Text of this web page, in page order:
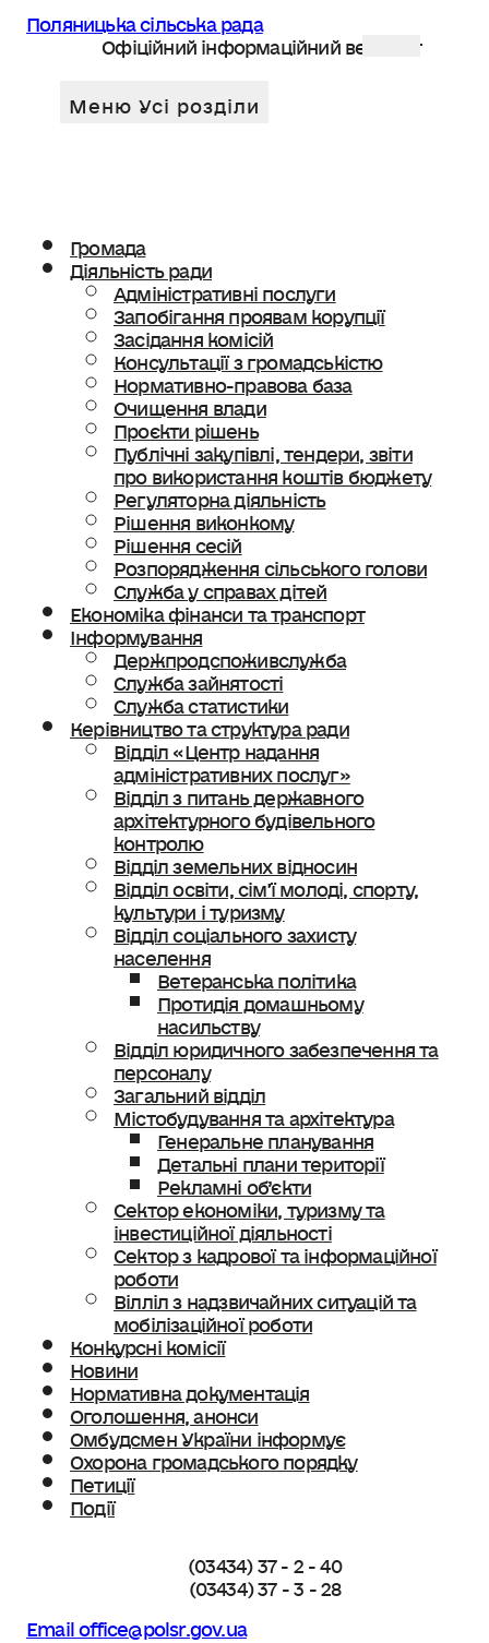
Поляницька сільська рада
Офіційний інформаційний веб сайт
Громада
Діяльність ради
Адміністративні послуги
Запобігання проявам корупції
Засідання комісій
Консультації з громадськістю
Нормативно-правова база
Очищення влади
Проєкти рішень
Публічні закупівлі, тендери, звіти
про використання коштів бюджету
Регуляторна діяльність
Рішення виконкому
Рішення сесій
Розпорядження сільського голови
Служба у справах дітей
Економіка фінанси та транспорт
Інформування
Держпродспоживслужба
Служба зайнятості
Служба статистики
Керівництво та структура ради
Відділ «Центр надання
адміністративних послуг»
Відділ з питань державного
архітектурного будівельного
контролю
Відділ земельних відносин
Відділ освіти, сімʼї молоді, спорту,
культури і туризму
Відділ соціального захисту
населення
Ветеранська політика
Протидія домашньому
насильству
Відділ юридичного забезпечення та
персоналу
Загальний відділ
Містобудування та архітектура
Генеральне планування
Детальні плани території
Рекламні об’єкти
Сектор економіки, туризму та
інвестиційної діяльності
Сектор з кадрової та інформаційної
роботи
Вілліл з надзвичайних ситуацій та
мобілізаційної роботи
Конкурсні комісії
Новини
Нормативна документація
Оголошення, анонси
Омбудсмен України інформує
Охорона громадського порядку
Петиції
Події
(03434) 37 - 2 - 40
(03434) 37 - 3 - 28
Email office@polsr.gov.ua